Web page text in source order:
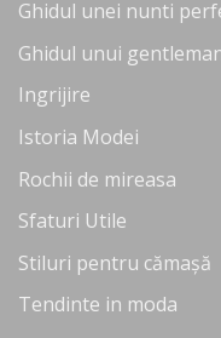
Ghidul unei nunti
Ghidul unui
Ingrijire
Istoria Modei
Rochii de mireasa
Sfaturi Utile
Stiluri pentru cămașă
Tendinte in moda